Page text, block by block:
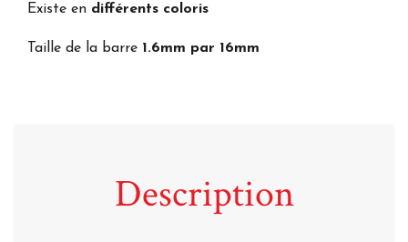
Existe en différents coloris
Taille de la barre 1.6mm par 16mm
Description